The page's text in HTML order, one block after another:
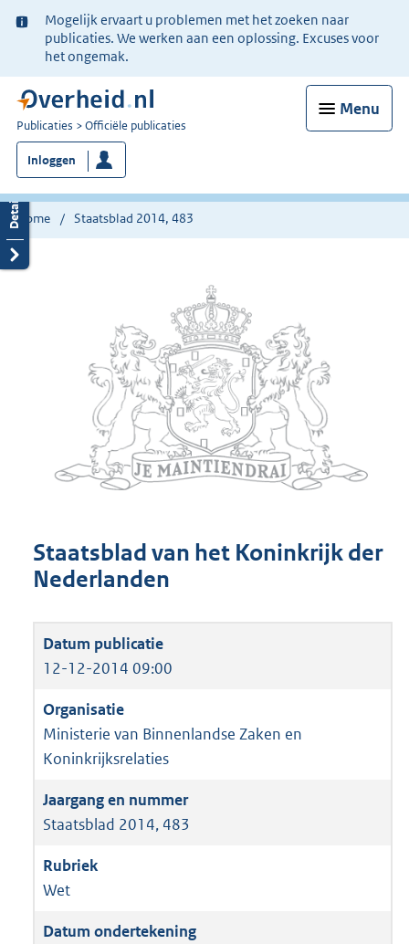
Ter
informatie:
Mogelijk ervaart u problemen met het zoeken naar
publicaties. We werken aan een oplossing. Excuses voor
het ongemak.
Menu
U
bent
nu
hier:
Publicaties Officiële publicaties
Inloggen
Home Staatsblad 2014, 483
Staatsblad van het Koninkrijk der
Nederlanden
12-12-2014 09:00
Ministerie van Binnenlandse Zaken en
Koninkrijksrelaties
Staatsblad 2014, 483
Wet